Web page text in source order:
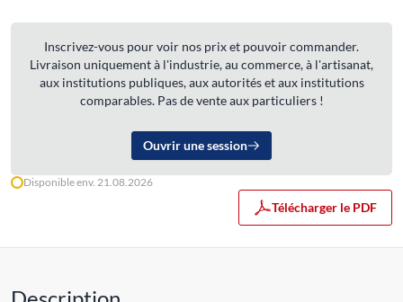
Inscrivez-vous pour voir nos prix et pouvoir commander.
Livraison uniquement à l'industrie, au commerce, à l'artisanat,
aux institutions publiques, aux autorités et aux institutions
comparables. Pas de vente aux particuliers !
Ouvrir une session
Disponible env. 21.08.2026
Télécharger le PDF